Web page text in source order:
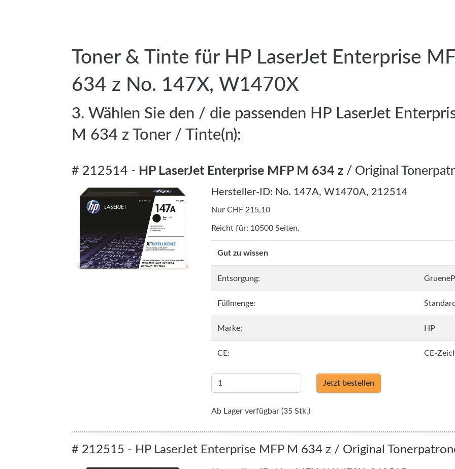
Toner & Tinte für HP LaserJet Enterprise
634 z No. 147X, W1470X
3. Wählen Sie den / die passenden HP LaserJet
M 634 z Toner / Tinte(n):
# 212514 - HP LaserJet Enterprise MFP M 634 z / Original
Hersteller-ID: No. 147A, W1470A, 212514
Nur CHF 215,10
Reicht für: 10500 Seiten.
Gut zu wissen
Entsorgung:
Füllmenge: Standard
Marke: HP
CE: CE-
Jetzt bestellen
Ab Lager verfügbar (35 Stk.)
# 212515 - HP LaserJet Enterprise MFP M 634 z / Original